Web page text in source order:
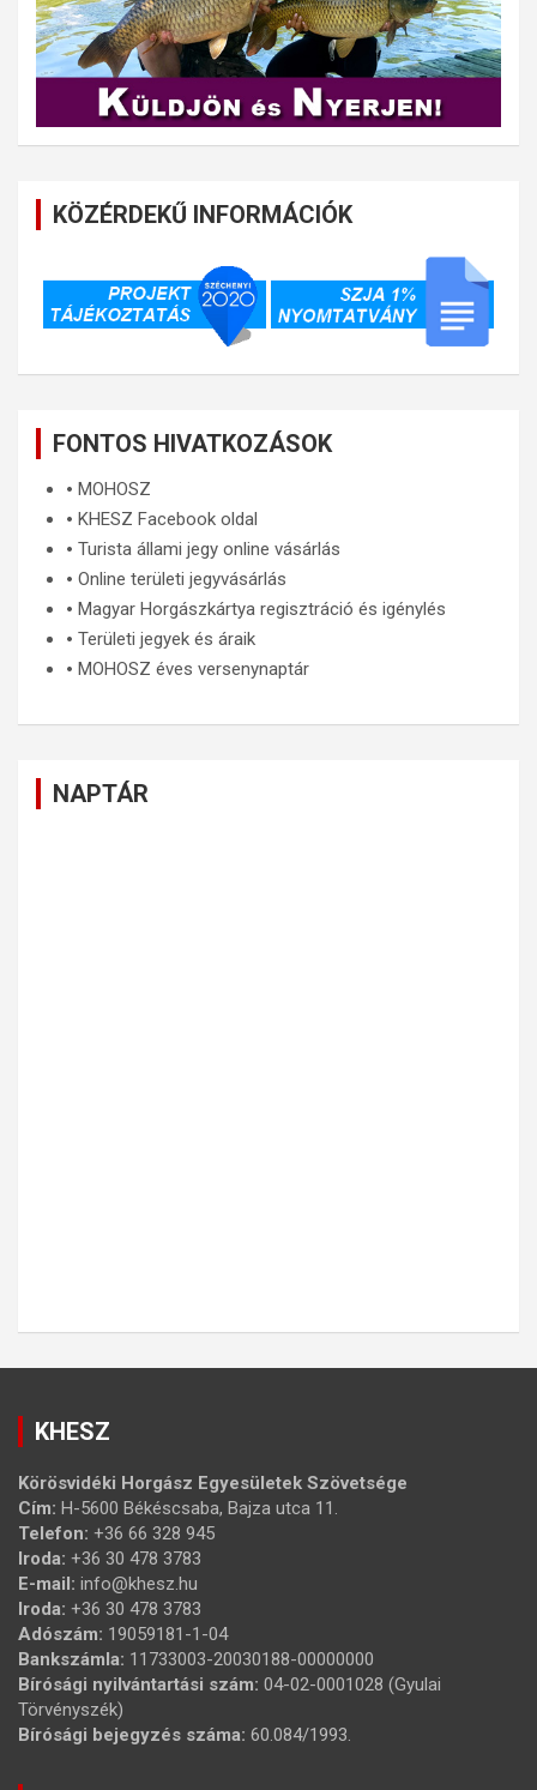
KÖZÉRDEKŰ INFORMÁCIÓK
FONTOS HIVATKOZÁSOK
🞄 MOHOSZ
🞄 KHESZ Facebook oldal
🞄 Turista állami jegy online vásárlás
🞄 Online területi jegyvásárlás
🞄 Magyar Horgászkártya regisztráció és igénylés
🞄 Területi jegyek és áraik
🞄 MOHOSZ éves versenynaptár
NAPTÁR
KHESZ
Körösvidéki Horgász Egyesületek Szövetsége
Cím: H-5600 Békéscsaba, Bajza utca 11.
Telefon: +36 66 328 945
Iroda: +36 30 478 3783
E-mail: info@khesz.hu
Iroda: +36 30 478 3783
Adószám: 19059181-1-04
Bankszámla: 11733003-20030188-00000000
Bírósági nyilvántartási szám: 04-02-0001028 (Gyulai
Törvényszék)
Bírósági bejegyzés száma: 60.084/1993.